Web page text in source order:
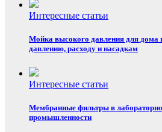
Интересные статьи
Мойка высокого давления для дома
давлению, расходу и насадкам
Интересные статьи
Мембранные фильтры в
промышленности